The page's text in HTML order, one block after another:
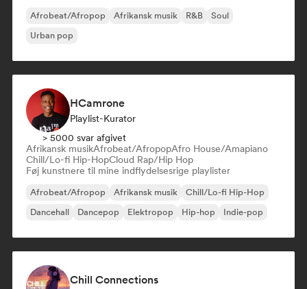
Afrobeat/Afropop Afrikansk musik R&B
Soul
Urban pop
HCamrone
Playlist-Kurator
> 5000 svar afgivet
Afrikansk musikAfrobeat/AfropopAfro House/Amapiano
Chill/Lo-fi Hip-HopCloud Rap/Hip Hop
Føj kunstnere til mine indflydelsesrige playlister
Afrobeat/Afropop Afrikansk musik
Chill/Lo-fi Hip-Hop
Dancehall
Dancepop Elektropop Hip-hop Indie-pop
Chill Connections